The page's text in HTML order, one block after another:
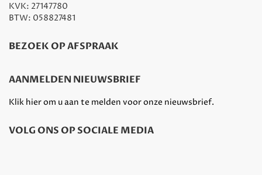
KVK: 27147780
BTW: 058827481
BEZOEK OP AFSPRAAK
AANMELDEN NIEUWSBRIEF
Klik hier om u aan te melden voor onze nieuwsbrief.
VOLG ONS OP SOCIALE MEDIA